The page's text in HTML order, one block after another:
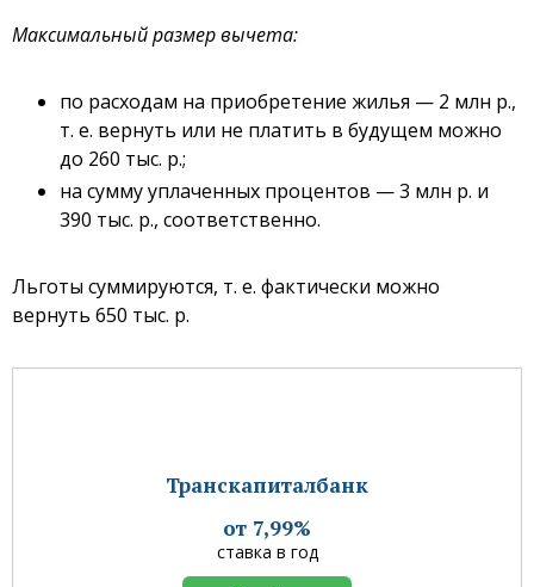
Максимальный размер вычета:
по расходам на приобретение жилья — 2 млн р.,
т. е. вернуть или не платить в будущем можно
до 260 тыс. р.;
на сумму уплаченных процентов — 3 млн р. и
390 тыс. р., соответственно.
Льготы суммируются, т. е. фактически можно
вернуть 650 тыс. р.
Транскапиталбанк
от 7,99%
ставка в год